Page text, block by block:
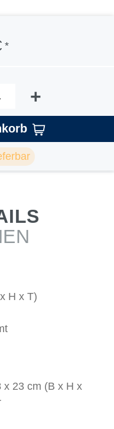
*
+
H x T)
x 23 cm (B x H x